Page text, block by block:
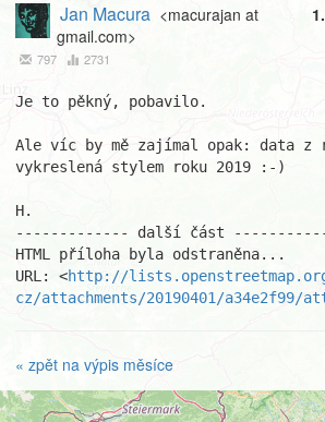
Jan Macura <macurajan at
gmail.com>
797 2731
Je to pěkný, pobavilo.
Ale víc by mě zajímal opak: data z
vykreslená stylem roku 2019 :-)
H.
------------- další část
HTML příloha byla odstraněna...
URL: <http://
cz/attachments/20190401/a34e2f99/
« zpět na výpis měsíce